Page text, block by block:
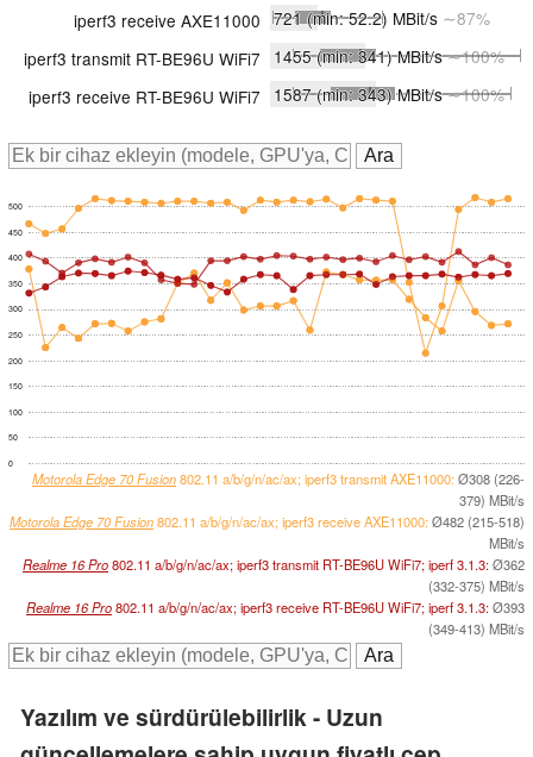
iperf3 receive AXE11000 721(min: 52.2) MBit/s ∼87%
iperf3 transmit RT-BE96U WiFi7
1455(min: 341)MBit/s∼100%
iperf3 receive RT-BE96U WiFi7
1587(min: 343)MBit/s∼100%
0
50
100
150
200
250
300
350
400
450
500
Motorola Edge 70 Fusion802.11 a/b/g/n/ac/ax; iperf3 transmit AXE11000:Ø308 (226-
379) MBit/s
Motorola Edge 70 Fusion802.11 a/b/g/n/ac/ax; iperf3 receive AXE11000:Ø482 (215-518)
MBit/s
Realme 16 Pro802.11 a/b/g/n/ac/ax; iperf3 transmit RT-BE96U WiFi7; iperf 3.1.3:Ø362
(332-375) MBit/s
Realme 16 Pro802.11 a/b/g/n/ac/ax; iperf3 receive RT-BE96U WiFi7; iperf 3.1.3:Ø393
(349-413) MBit/s
Yazılım ve sürdürülebilirlik - Uzun